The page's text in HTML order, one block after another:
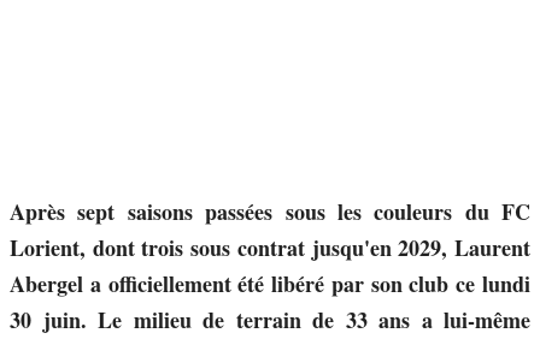
Après sept saisons passées sous les couleurs du FC
Lorient, dont trois sous contrat jusqu'en 2029, Laurent
Abergel a officiellement été libéré par son club ce lundi
30 juin. Le milieu de terrain de 33 ans a lui-même